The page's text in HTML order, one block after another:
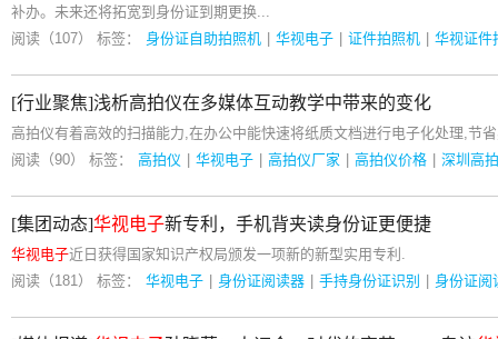
补办。未来还将拓宽到身份证到期更换...
阅读（107） 标签： 身份证自助拍照机 华视电子 证件拍照机 华视证件
[行业聚焦]浅析高拍仪在多媒体互动教学中带来的变化
高拍仪有着高效的扫描能力,在办公中能快速将纸质文档进行电子化处理,节
阅读（90） 标签： 高拍仪 华视电子 高拍仪厂家 高拍仪价格 深圳高
[集团动态]华视电子新专利，手机背夹读身份证更便捷
华视电子近日获得国家知识产权局颁发一项新的新型实用专利.
阅读（181） 标签： 华视电子 身份证阅读器 手持身份证识别 身份证阅